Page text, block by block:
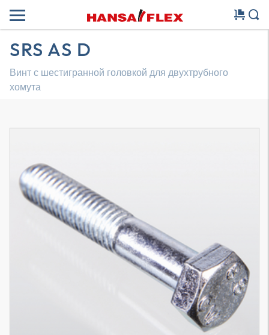
SRS AS D
Винт с шестигранной головкой для двухтрубного
хомута